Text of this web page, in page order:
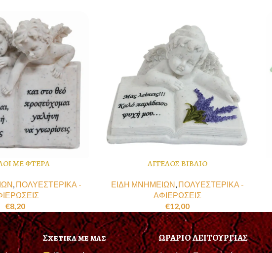
ΜΕ ΦΤΕΡΑ
, ΠΟΛΥΕΣΤΕΡΙΚΑ -
€8,20
ΑΓΓΕΛΟΣ ΒΙΒΛΙΟ
ΕΙΔΗ ΜΝΗΜΕΙΩΝ, ΠΟΛΥΕΣΤΕΡΙΚΑ -
ΑΦΙΕΡΩΣΕΙΣ
€12,00
Σχετικα με μας ΩΡΑΡΙΟ ΛΕΙΤΟΥΡΓΙΑΣ